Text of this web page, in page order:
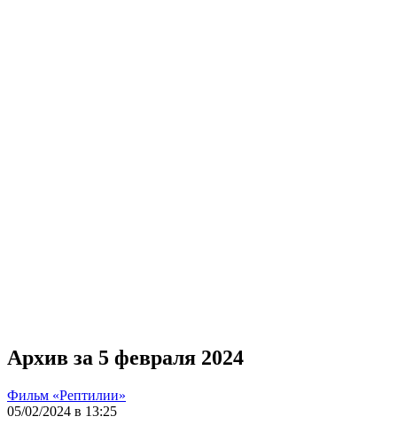
Архив за 5 февраля 2024
Фильм «Рептилии»
05/02/2024 в 13:25